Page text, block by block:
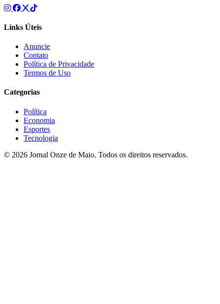
Links Úteis
Anuncie
Contato
Política de Privacidade
Termos de Uso
Categorias
Política
Economia
Esportes
Tecnologia
© 2026 Jornal Onze de Maio. Todos os direitos reservados.